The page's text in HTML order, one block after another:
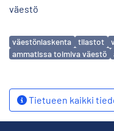
väestö
Avainsanat
väestönlaskenta tilastot
ammatissa toimiva väestö
Tietueen kaikki